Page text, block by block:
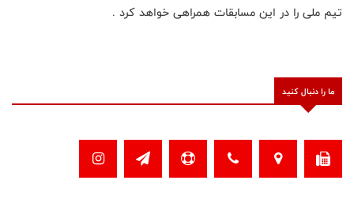
تیم ملی را در این مسابقات همراهی خواهد کرد .
ما را دنبال کنید